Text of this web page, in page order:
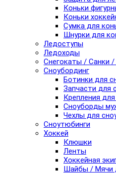
Коньки
Коньки
Сумка для
Шнурки для
Ледоступы
Ледоходы
Снегокаты / Санки /
Сноубординг
Ботинки для
Запчасти для
Крепления
Сноуборды
Чехлы для
Сноутюбинги
Хоккей
Клюшки
Ленты
Хоккейная
Шайбы / Мячи